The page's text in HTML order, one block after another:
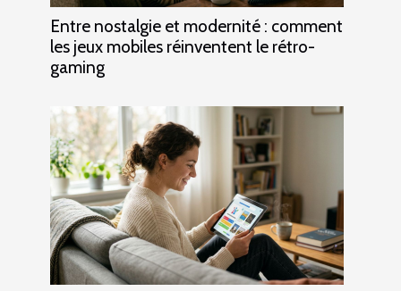
Entre nostalgie et modernité : comment
les jeux mobiles réinventent le rétro-
gaming